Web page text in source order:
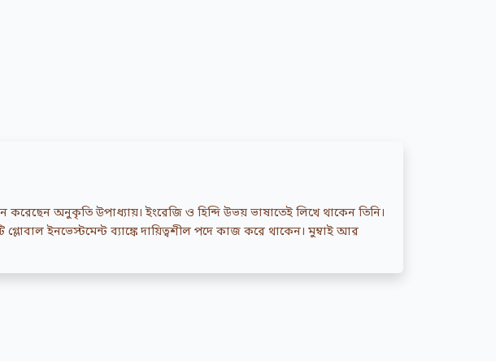
করেছেন অনুকৃতি উপাধ্যায়। ইংরেজি ও হিন্দি উভয় ভাষাতেই লিখে থাকেন তিনি।
ইনভেস্টমেন্ট ব্যাঙ্কে দায়িত্বশীল পদে কাজ করে থাকেন। মুম্বাই আর